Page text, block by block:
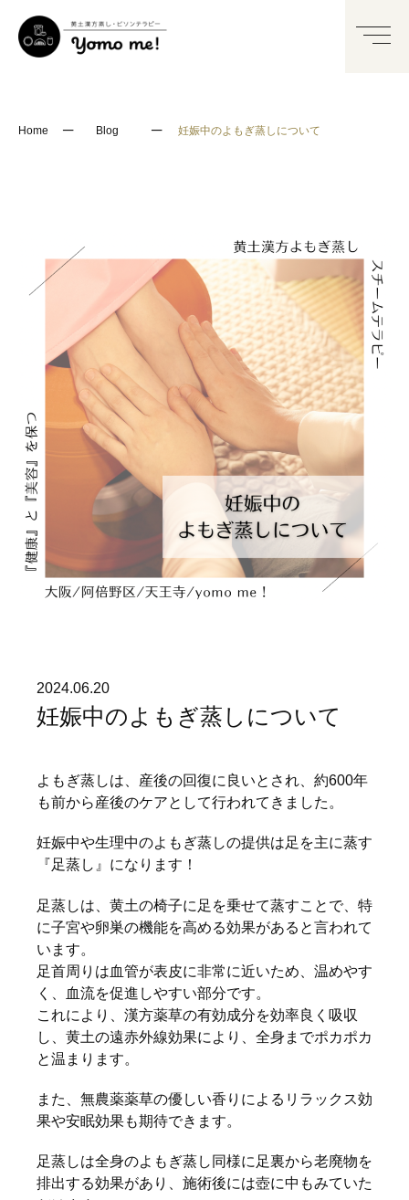
Home ─ Blog ─ 妊娠中のよもぎ蒸しについて
2024.06.20
妊娠中のよもぎ蒸しについて
よもぎ蒸しは、産後の回復に良いとされ、約600年
も前から産後のケアとして行われてきました。
妊娠中や生理中のよもぎ蒸しの提供は足を主に蒸す
『足蒸し』になります！
足蒸しは、黄土の椅子に足を乗せて蒸すことで、特
に子宮や卵巣の機能を高める効果があると言われて
います。
足首周りは血管が表皮に非常に近いため、温めやす
く、血流を促進しやすい部分です。
これにより、漢方薬草の有効成分を効率良く吸収
し、黄土の遠赤外線効果により、全身までポカポカ
と温まります。
また、無農薬薬草の優しい香りによるリラックス効
果や安眠効果も期待できます。
足蒸しは全身のよもぎ蒸し同様に足裏から老廃物を
排出する効果があり、施術後には壺に中もみていた